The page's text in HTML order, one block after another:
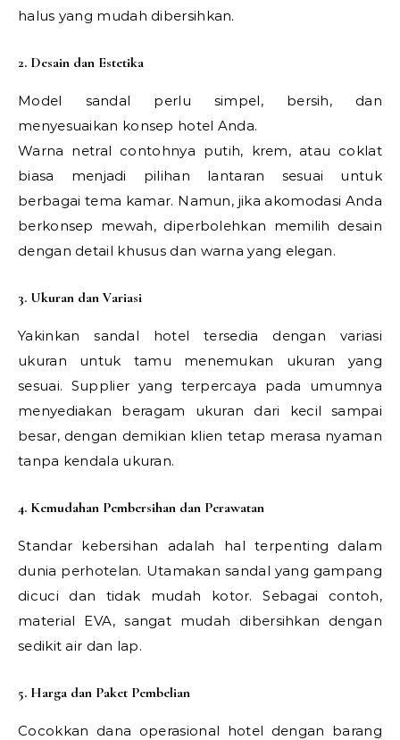
halus yang mudah dibersihkan.
2. Desain dan Estetika
Model sandal perlu simpel, bersih, dan
menyesuaikan konsep hotel Anda.
Warna netral contohnya putih, krem, atau coklat
biasa menjadi pilihan lantaran sesuai untuk
berbagai tema kamar. Namun, jika akomodasi Anda
berkonsep mewah, diperbolehkan memilih desain
dengan detail khusus dan warna yang elegan.
3. Ukuran dan Variasi
Yakinkan sandal hotel tersedia dengan variasi
ukuran untuk tamu menemukan ukuran yang
sesuai. Supplier yang terpercaya pada umumnya
menyediakan beragam ukuran dari kecil sampai
besar, dengan demikian klien tetap merasa nyaman
tanpa kendala ukuran.
4. Kemudahan Pembersihan dan Perawatan
Standar kebersihan adalah hal terpenting dalam
dunia perhotelan. Utamakan sandal yang gampang
dicuci dan tidak mudah kotor. Sebagai contoh,
material EVA, sangat mudah dibersihkan dengan
sedikit air dan lap.
5. Harga dan Paket Pembelian
Cocokkan dana operasional hotel dengan barang